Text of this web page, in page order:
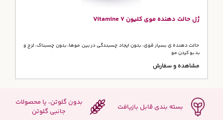
ژل حالت دهنده موی کلیون 7 Vitamine
حالت دهنده ی بسیار قوی، بدون ایجاد چسبندگی در بین موها، بدون چسبناک، لزج و
بد بو کردن مو
مشاهده و سفارش
بسته بندی قابل بازیافت
بدون گلوتن، یا محصولات
جانبی گلوتن